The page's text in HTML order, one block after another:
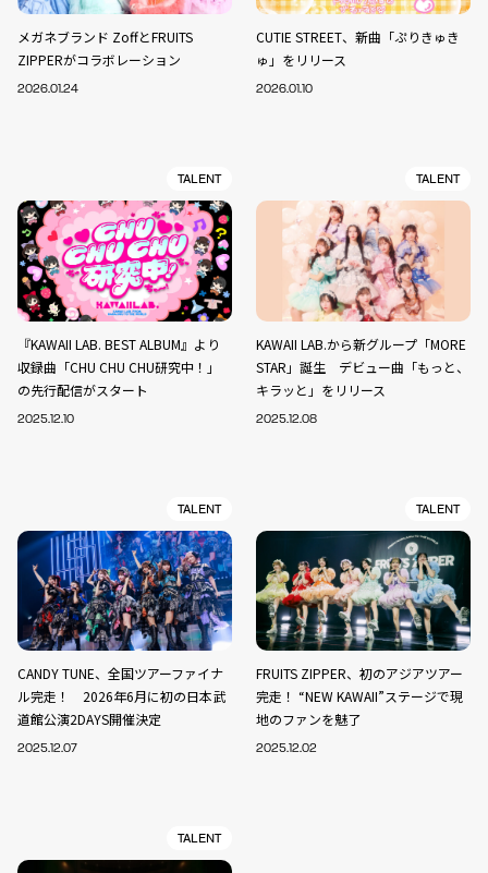
メガネブランド ZoffとFRUITS
ZIPPERがコラボレーション
2026.01.24
CUTIE STREET、新曲「ぷりきゅき
ゅ」をリリース
2026.01.10
TALENT
『KAWAII LAB. BEST ALBUM』より
収録曲「CHU CHU CHU研究中！」
の先行配信がスタート
2025.12.10
TALENT
KAWAII LAB.から新グループ「MORE
STAR」誕生 デビュー曲「もっと、
キラッと」をリリース
2025.12.08
TALENT
CANDY TUNE、全国ツアーファイナ
ル完走！ 2026年6月に初の日本武
道館公演2DAYS開催決定
2025.12.07
TALENT
FRUITS ZIPPER、初のアジアツアー
完走！ “NEW KAWAII”ステージで現
地のファンを魅了
2025.12.02
TALENT